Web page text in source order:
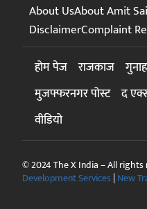
About UsAbout Amit
DisclaimerComplaint
होम पेज राजकाज गुनाह
मुजफ्फरनगर पोस्ट द
वीडियो
© 2024 The X India – All rights
Development Services | New